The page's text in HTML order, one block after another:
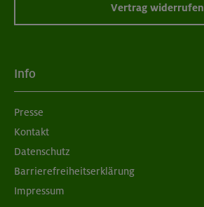
Vertrag widerrufen
Info
Presse
Kontakt
Datenschutz
Barrierefreiheitserklärung
Impressum